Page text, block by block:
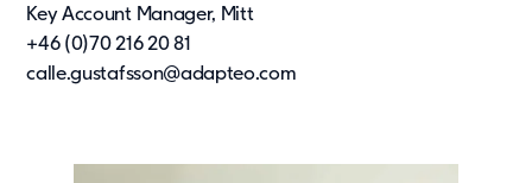
Key Account Manager, Mitt
+46 (0)70 216 20 81
calle.gustafsson@adapteo.com